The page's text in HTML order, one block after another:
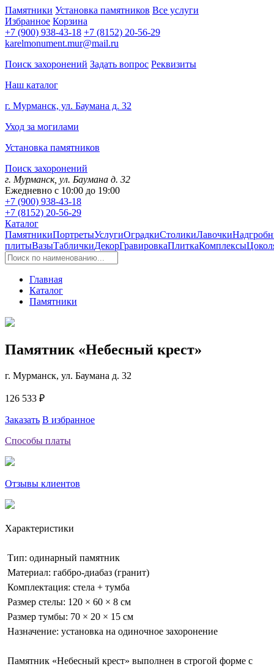
Памятники Установка памятников Все услуги
Избранное Корзина
+7 (900) 938-43-18 +7 (8152) 20-56-29
karelmonument.mur@mail.ru
Поиск захоронений Задать вопрос Реквизиты
Наш каталог
г. Мурманск, ул. Баумана д. 32
Уход за могилами
Установка памятников
Поиск захоронений
г. Мурманск, ул. Баумана д. 32
Ежедневно с 10:00 до 19:00
+7 (900) 938-43-18
+7 (8152) 20-56-29
Каталог
ПамятникиПортретыУслугиОградкиСтоликиЛавочки
плитыВазыТабличкиДекорГравировкаПлиткаКомплексы
Главная
Каталог
Памятники
Памятник «Небесный крест»
г. Мурманск, ул. Баумана д. 32
126 533 ₽
Заказать В избранное
Способы платы
Отзывы клиентов
Характеристики
Тип: одинарный памятник
Материал: габбро-диабаз (гранит)
Комплектация: стела + тумба
Размер стелы: 120 × 60 × 8 см
Размер тумбы: 70 × 20 × 15 см
Назначение: установка на одиночное захоронение
Памятник «Небесный крест» выполнен в строгой форме с